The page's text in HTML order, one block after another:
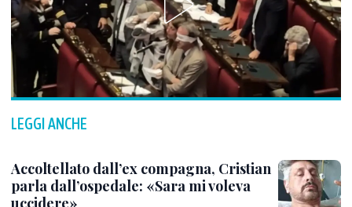
LEGGI ANCHE
Accoltellato dall’ex compagna, Cristian
parla dall’ospedale: «Sara mi voleva
uccidere»